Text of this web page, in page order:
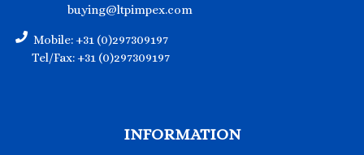
buying@ltpimpex.com
Mobile: +31 (0)297309197
Tel/Fax: +31 (0)297309197
INFORMATION